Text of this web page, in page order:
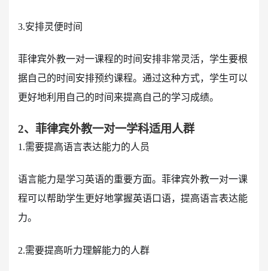
3.安排灵便时间
菲律宾外教一对一课程的时间安排非常灵活，学生要根
据自己的时间安排预约课程。通过这种方式，学生可以
更好地利用自己的时间来提高自己的学习成绩。
2、菲律宾外教一对一学科适用人群
1.需要提高语言表达能力的人员
语言能力是学习英语的重要方面。菲律宾外教一对一课
程可以帮助学生更好地掌握英语口语，提高语言表达能
力。
2.需要提高听力理解能力的人群